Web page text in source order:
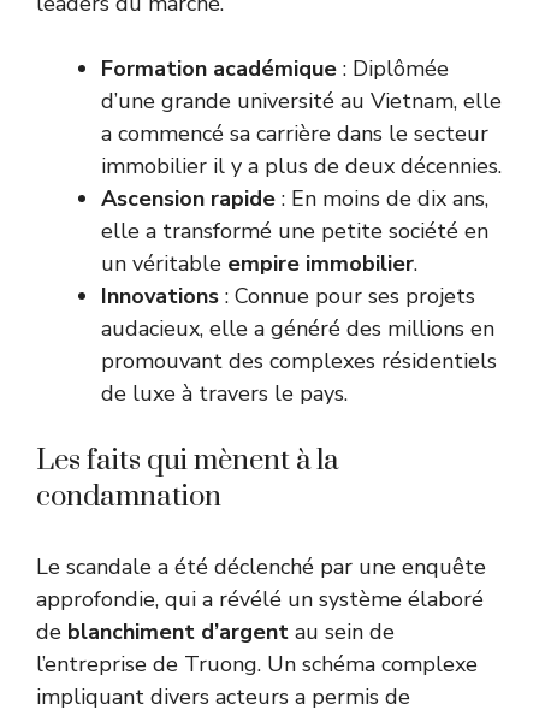
Formation académique : Diplômée
d’une grande université au Vietnam, elle
a commencé sa carrière dans le secteur
immobilier il y a plus de deux décennies.
Ascension rapide : En moins de dix ans,
elle a transformé une petite société en
un véritable empire immobilier.
Innovations : Connue pour ses projets
audacieux, elle a généré des millions en
promouvant des complexes résidentiels
de luxe à travers le pays.
Les faits qui mènent à la
condamnation
Le scandale a été déclenché par une enquête
approfondie, qui a révélé un système élaboré
de blanchiment d’argent au sein de
l’entreprise de Truong. Un schéma complexe
impliquant divers acteurs a permis de